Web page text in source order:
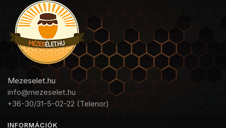
Mezeselet.hu
info@mezeselet.hu
+36-30/31-5-02-22 (Telenor)
INFORMÁCIÓK